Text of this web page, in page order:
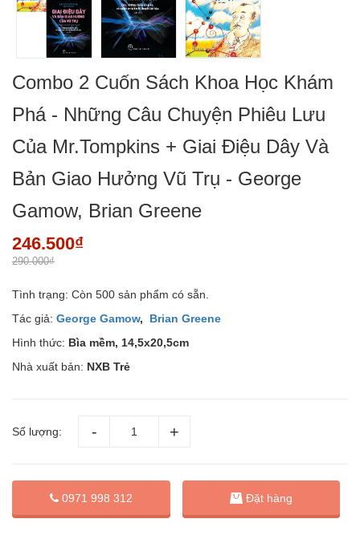
Combo 2 Cuốn Sách Khoa Học Khám
Phá - Những Câu Chuyện Phiêu Lưu
Của Mr.Tompkins + Giai Điệu Dây Và
Bản Giao Hưởng Vũ Trụ - George
Gamow, Brian Greene
246.500₫
290.000₫
Tình trạng: Còn 500 sản phẩm có sẵn.
Tác giả: George Gamow,
Brian Greene
Hình thức: Bìa mềm, 14,5x20,5cm
Nhà xuất bản: NXB Trẻ
Số lượng:
0971 998 312 Đặt hàng